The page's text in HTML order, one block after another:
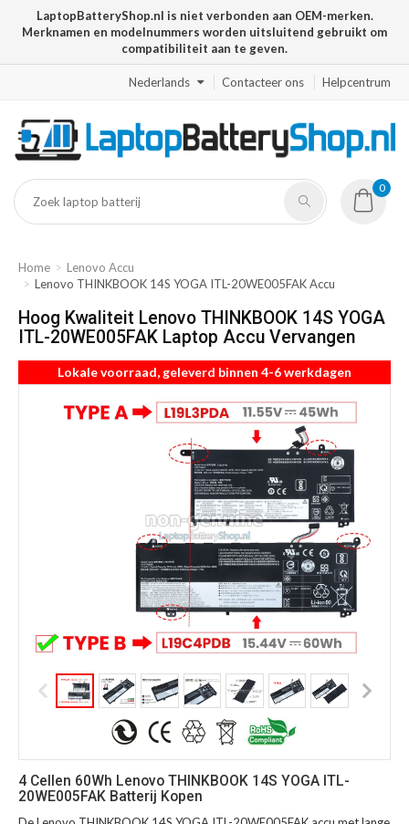
LaptopBatteryShop.nl is niet verbonden aan OEM-merken.
Merknamen en modelnummers worden uitsluitend gebruikt om
compatibiliteit aan te geven.
Nederlands Contacteer ons Helpcentrum
0
Home
Lenovo Accu
Lenovo THINKBOOK 14S YOGA ITL-20WE005FAK Accu
Hoog Kwaliteit Lenovo THINKBOOK 14S YOGA
ITL-20WE005FAK Laptop Accu Vervangen
Lokale voorraad, geleverd binnen 4-6 werkdagen
4 Cellen 60Wh Lenovo THINKBOOK 14S YOGA ITL-
20WE005FAK Batterij Kopen